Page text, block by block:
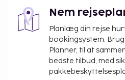
overnatningsstedet via
angivet i
Der pålægges en byskat:
den 30. april, 0.55 EUR
nætter og 0.28 EUR
gælder ikke for børn
Nem
Planlæg din rejse
bookingsystem.
Planner, til at
bedste tilbud, med